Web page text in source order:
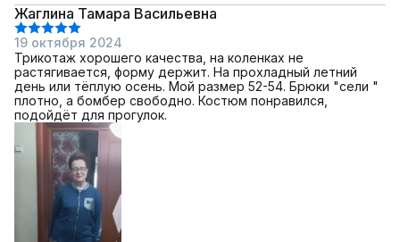
Жаглина Тамара Васильевна
19 октября 2024
Трикотаж хорошего качества, на коленках не
растягивается, форму держит. На прохладный летний
день или тёплую осень. Мой размер 52-54. Брюки "сели "
плотно, а бомбер свободно. Костюм понравился,
подойдёт для прогулок.